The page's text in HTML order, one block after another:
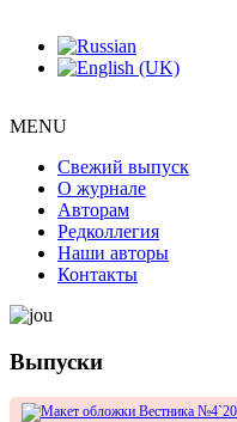
MENU
Свежий выпуск
О журнале
Авторам
Редколлегия
Наши авторы
Контакты
Выпуски